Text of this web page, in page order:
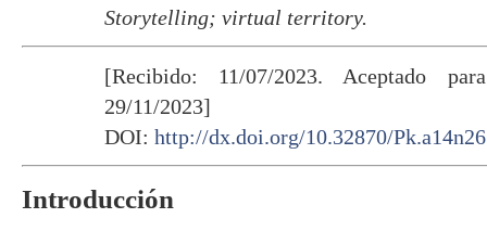
Storytelling; virtual territory.
[Recibido: 11/07/2023. Aceptado
29/11/2023]
DOI: http://dx.doi.org/10.32870/
Introducción